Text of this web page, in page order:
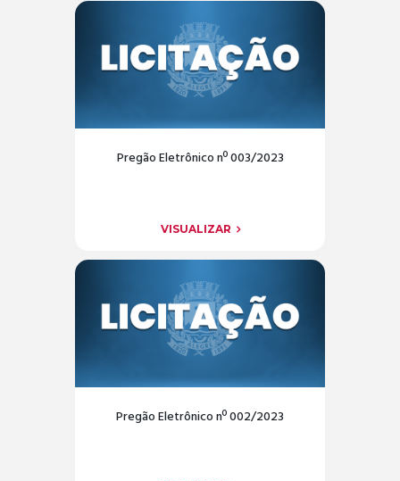
Pregão Eletrônico nº 003/2023
VISUALIZAR
Pregão Eletrônico nº 002/2023